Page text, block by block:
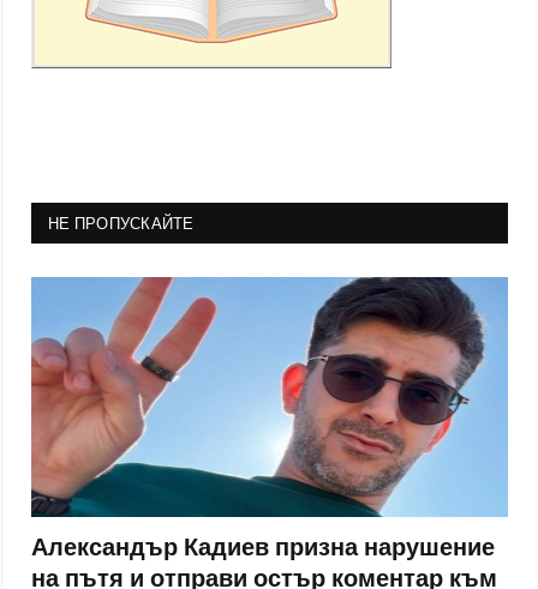
НЕ ПРОПУСКАЙТЕ
Александър Кадиев призна нарушение
на пътя и отправи остър коментар към